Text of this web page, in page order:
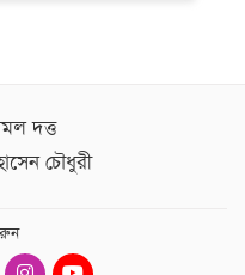
দত্ত
চৌধুরী